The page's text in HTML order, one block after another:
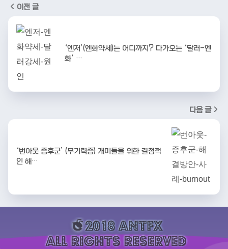
이전 글
‘엔저’(엔화약세)는 어디까지? 다가오는 ‘달러-엔
화’ …
다음 글
‘번아웃 증후군’ (무기력증) 개미들을 위한 결정적
인 해…